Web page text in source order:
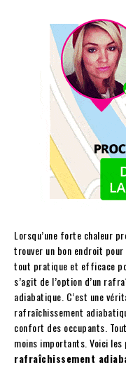
Lorsqu’une forte chaleur
trouver un bon endroit
tout pratique et efficace
s’agit de l’option d’un
adiabatique. C’est une
rafraîchissement
confort des occupants.
moins importants. Voici
rafraîchissement